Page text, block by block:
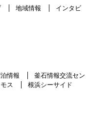
地域情報
インタビ
情報
釜石情報交流セン
ス
根浜シーサイド